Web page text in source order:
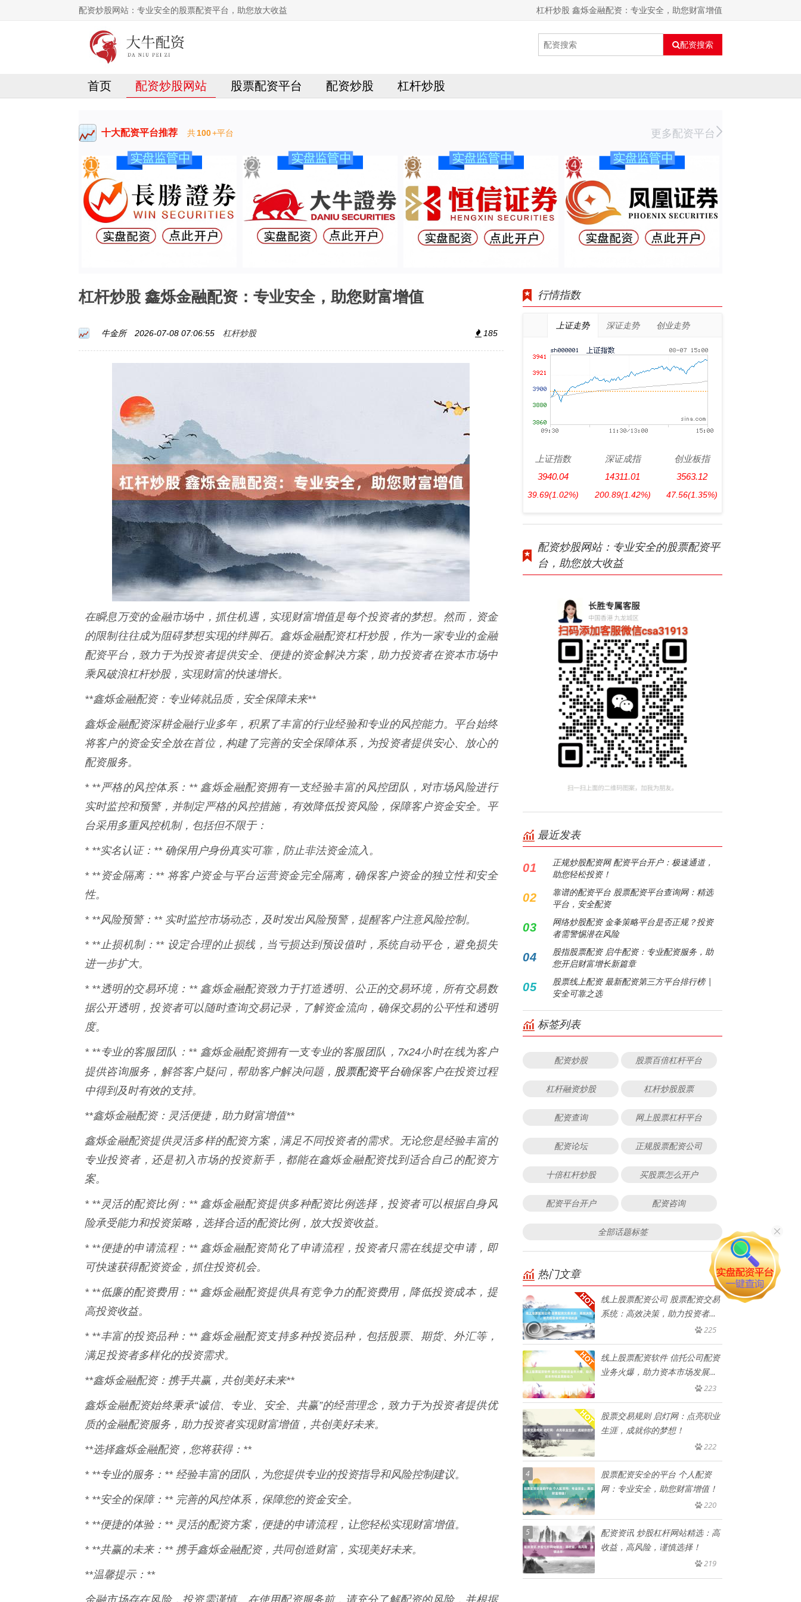
配资炒股网站：专业安全的股票配资平台，助您放大收益 杠杆炒股 鑫烁金融配资：专业安全，助您财富增值
配资搜索
首页 配资炒股网站 股票配资平台 配资炒股 杠杆炒股
十大配资平台推荐 共100+平台 更多配资平台
杠杆炒股 鑫烁金融配资：专业安全，助您财富增值
牛金所 2026-07-08 07:06:55 杠杆炒股 185
在瞬息万变的金融市场中，抓住机遇，实现财富增值是每个投资者的梦想。然而，资金
的限制往往成为阻碍梦想实现的绊脚石。鑫烁金融配资杠杆炒股，作为一家专业的金融
配资平台，致力于为投资者提供安全、便捷的资金解决方案，助力投资者在资本市场中
乘风破浪杠杆炒股，实现财富的快速增长。
**鑫烁金融配资：专业铸就品质，安全保障未来**
鑫烁金融配资深耕金融行业多年，积累了丰富的行业经验和专业的风控能力。平台始终
将客户的资金安全放在首位，构建了完善的安全保障体系，为投资者提供安心、放心的
配资服务。
* **严格的风控体系：** 鑫烁金融配资拥有一支经验丰富的风控团队，对市场风险进行
实时监控和预警，并制定严格的风控措施，有效降低投资风险，保障客户资金安全。平
台采用多重风控机制，包括但不限于：
* **实名认证：** 确保用户身份真实可靠，防止非法资金流入。
* **资金隔离：** 将客户资金与平台运营资金完全隔离，确保客户资金的独立性和安全
性。
* **风险预警：** 实时监控市场动态，及时发出风险预警，提醒客户注意风险控制。
* **止损机制：** 设定合理的止损线，当亏损达到预设值时，系统自动平仓，避免损失
进一步扩大。
* **透明的交易环境：** 鑫烁金融配资致力于打造透明、公正的交易环境，所有交易数
据公开透明，投资者可以随时查询交易记录，了解资金流向，确保交易的公平性和透明
度。
* **专业的客服团队：** 鑫烁金融配资拥有一支专业的客服团队，7x24小时在线为客户
提供咨询服务，解答客户疑问，帮助客户解决问题， 股票配资平台确保客户在投资过程
中得到及时有效的支持。
**鑫烁金融配资：灵活便捷，助力财富增值**
鑫烁金融配资提供灵活多样的配资方案，满足不同投资者的需求。无论您是经验丰富的
专业投资者，还是初入市场的投资新手，都能在鑫烁金融配资找到适合自己的配资方
案。
* **灵活的配资比例：** 鑫烁金融配资提供多种配资比例选择，投资者可以根据自身风
险承受能力和投资策略，选择合适的配资比例，放大投资收益。
* **便捷的申请流程：** 鑫烁金融配资简化了申请流程，投资者只需在线提交申请，即
可快速获得配资资金，抓住投资机会。
* **低廉的配资费用：** 鑫烁金融配资提供具有竞争力的配资费用，降低投资成本，提
高投资收益。
* **丰富的投资品种：** 鑫烁金融配资支持多种投资品种，包括股票、期货、外汇等，
满足投资者多样化的投资需求。
**鑫烁金融配资：携手共赢，共创美好未来**
鑫烁金融配资始终秉承“诚信、专业、安全、共赢”的经营理念，致力于为投资者提供优
质的金融配资服务，助力投资者实现财富增值，共创美好未来。
**选择鑫烁金融配资，您将获得：**
* **专业的服务：** 经验丰富的团队，为您提供专业的投资指导和风险控制建议。
* **安全的保障：** 完善的风控体系，保障您的资金安全。
* **便捷的体验：** 灵活的配资方案，便捷的申请流程，让您轻松实现财富增值。
* **共赢的未来：** 携手鑫烁金融配资，共同创造财富，实现美好未来。
**温馨提示：**
金融市场存在风险，投资需谨慎。在使用配资服务前，请充分了解配资的风险，并根据
行情指数
上证走势 深证走势 创业走势
上证指数
3940.04
39.69(1.02%)
深证成指
14311.01
200.89(1.42%)
创业板指
3563.12
47.56(1.35%)
配资炒股网站：专业安全的股票配资平
台，助您放大收益
最近发表
01
正规炒股配资网 配资平台开户：极速通道，
助您轻松投资！
02
靠谱的配资平台 股票配资平台查询网：精选
平台，安全配资
03
网络炒股配资 金夆策略平台是否正规？投资
者需警惕潜在风险
04
股指股票配资 启牛配资：专业配资服务，助
您开启财富增长新篇章
05
股票线上配资 最新配资第三方平台排行榜 |
安全可靠之选
标签列表
配资炒股 股票百倍杠杆平台
杠杆融资炒股 杠杆炒股股票
配资查询 网上股票杠杆平台
配资论坛 正规股票配资公司
十倍杠杆炒股 买股票怎么开户
配资平台开户 配资咨询
全部话题标签
热门文章
线上股票配资公司 股票配资交易
系统：高效决策，助力投资者把
225
线上股票配资软件 信托公司配资
业务火爆，助力资本市场发展新
223
股票交易规则 启灯网：点亮职业
生涯，成就你的梦想！
222
4
股票配资安全的平台 个人配资
网：专业安全，助您财富增值！
220
5
配资资讯 炒股杠杆网站精选：高
收益，高风险，谨慎选择！
219